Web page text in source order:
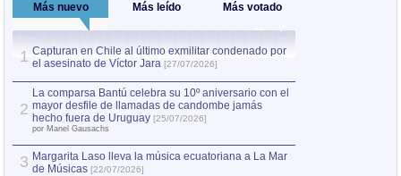
Más nuevo Más leído Más votado
1 Capturan en Chile al último exmilitar condenado por
el asesinato de Víctor Jara [27/07/2026]
2
La comparsa Bantú celebra su 10º aniversario con el
mayor desfile de llamadas de candombe jamás
hecho fuera de Uruguay [25/07/2026]
por Manel Gausachs
3 Margarita Laso lleva la música ecuatoriana a La Mar
de Músicas [22/07/2026]